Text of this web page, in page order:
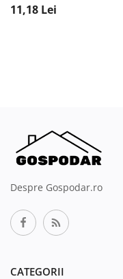
11,18 Lei
Despre Gospodar.ro
CATEGORII